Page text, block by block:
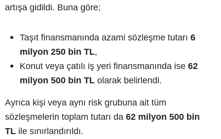
artışa gidildi. Buna göre;
Taşıt finansmanında azami sözleşme tutarı 6
milyon 250 bin TL,
Konut veya çatılı iş yeri finansmanında ise 62
milyon 500 bin TL olarak belirlendi.
Ayrıca kişi veya aynı risk grubuna ait tüm
sözleşmelerin toplam tutarı da 62 milyon 500 bin
TL ile sınırlandırıldı.